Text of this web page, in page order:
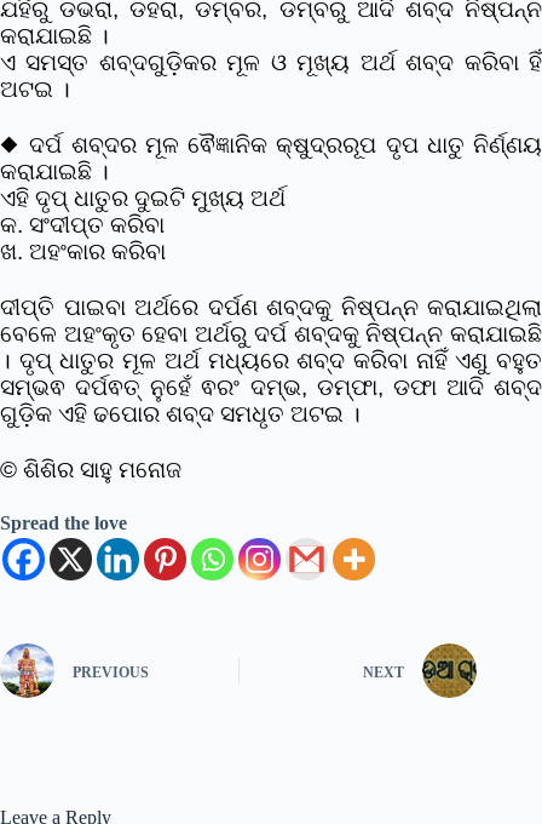
ଯହିଁରୁ ଡଭରା, ଡହରା, ଡମ୍ବର, ଡମ୍ବରୁ ଆଦି ଶବ୍ଦ ନିଷ୍ପନ୍ନ
କରାଯାଇଛି ।
ଏ ସମସ୍ତ ଶବ୍ଦଗୁଡି଼କର ମୂଳ ଓ ମୂଖ୍ୟ ଅର୍ଥ ଶବ୍ଦ କରିବା ହିଁ
ଅଟଇ ।
◆ ଦର୍ପ ଶବ୍ଦର ମୂଳ ଵୈଜ୍ଞାନିକ କ୍ଷୁଦ୍ରରୂପ ଦୃପ ଧାତୁ ନିର୍ଣ୍ଣୟ
କରାଯାଇଛି ।
ଏହି ଦୃପ୍ ଧାତୁର ଦୁଇଟି ମୁଖ୍ୟ ଅର୍ଥ
କ. ସଂଦୀପ୍ତ କରିବା
ଖ. ଅହଂକାର କରିବା
ଦୀପ୍ତି ପାଇବା ଅର୍ଥରେ ଦର୍ପଣ ଶବ୍ଦକୁ ନିଷ୍ପନ୍ନ କରାଯାଇଥିଲା
ବେଳେ ଅହଂକୃତ ହେବା ଅର୍ଥରୁ ଦର୍ପ ଶବ୍ଦକୁ ନିଷ୍ପନ୍ନ କରାଯାଇଛି
। ଦୃପ୍ ଧାତୁର ମୂଳ ଅର୍ଥ ମଧ୍ୟରେ ଶବ୍ଦ କରିବା ନାହିଁ ଏଣୁ ବହୁତ
ସମ୍ଭଵ ଦର୍ପଵତ୍ ନୁହେଁ ଵରଂ ଦମ୍ଭ, ଡମ୍ଫା, ଡଫା ଆଦି ଶବ୍ଦ
ଗୁଡି଼କ ଏହି ଢପୋର ଶବ୍ଦ ସମଧୃତ ଅଟଇ ।
© ଶିଶିର ସାହୁ ମନୋଜ
Spread the love
PREVIOUS NEXT
Leave a Reply